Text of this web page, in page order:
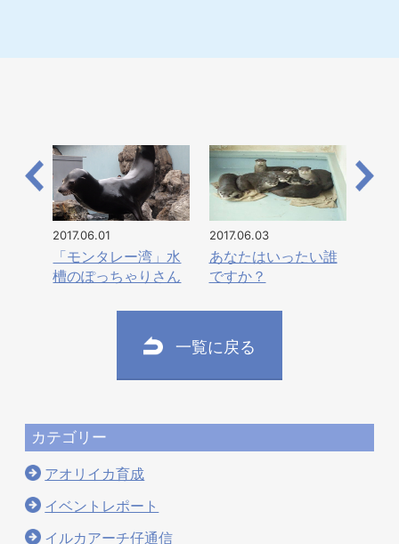
2017.06.01
「モンタレー湾」水
槽のぽっちゃりさん
2017.06.03
あなたはいったい誰
ですか？
一覧に戻る
カテゴリー
アオリイカ育成
イベントレポート
イルカアーチ仔通信